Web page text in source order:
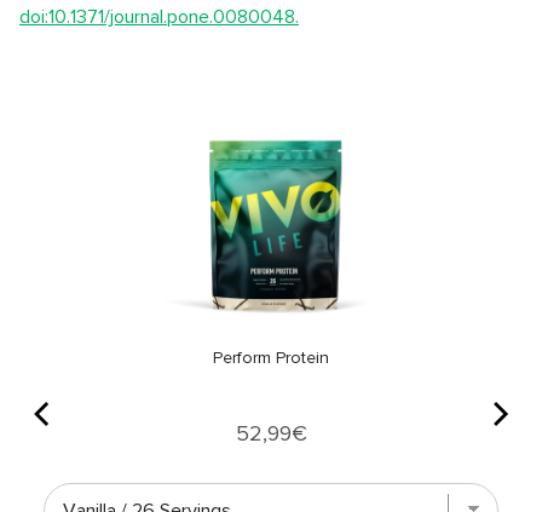
doi:10.1371/journal.pone.0080048.
Perform Protein
Price
52,99€